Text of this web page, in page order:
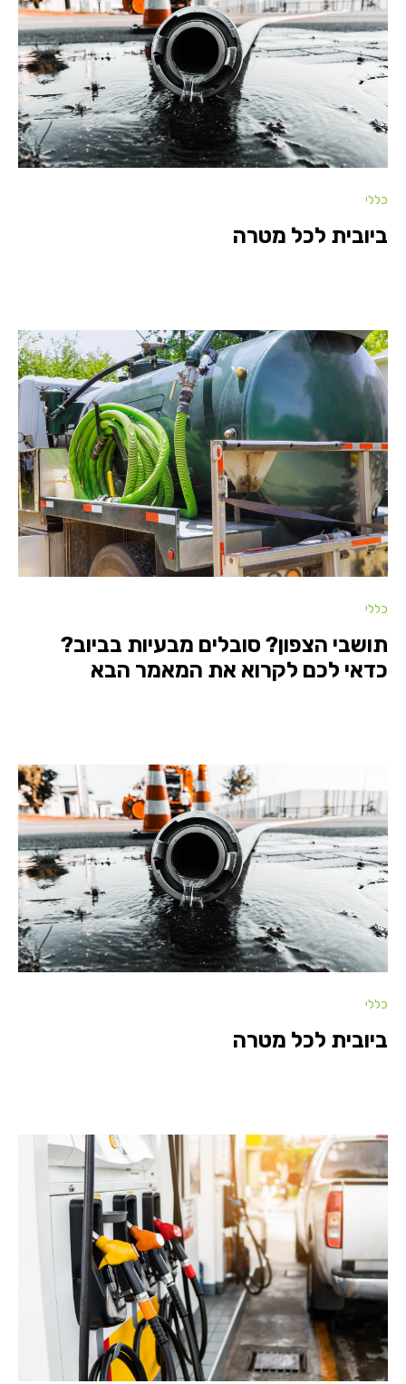
כללי
ביובית לכל מטרה
כללי
תושבי הצפון? סובלים מבעיות בביוב?
כדאי לכם לקרוא את המאמר הבא
כללי
ביובית לכל מטרה